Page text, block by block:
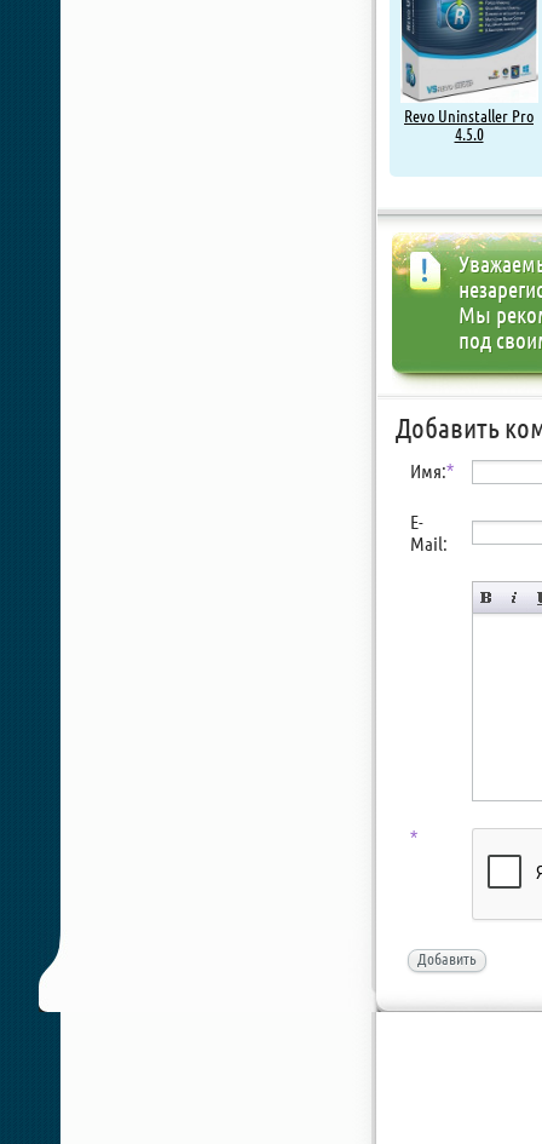
Revo Uninstaller Pro
4.5.0
Мы
под
Добавить
Имя:*
E-
Mail:
*
Добавить